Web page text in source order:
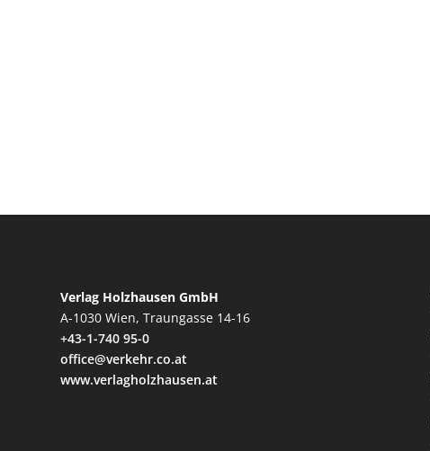
Verlag Holzhausen GmbH
A-1030 Wien, Traungasse 14-16
+43-1-740 95-0
office@verkehr.co.at
www.verlagholzhausen.at